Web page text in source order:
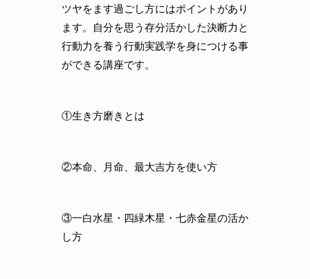
ツヤをます過ごし方にはポイントがあり
ます。自分を思う存分活かした決断力と
行動力を養う行動実践学を身につける事
ができる講座です。
①生き方磨きとは
②本命、月命、最大吉方を使い方
③一白水星・四緑木星・七赤金星の活か
し方